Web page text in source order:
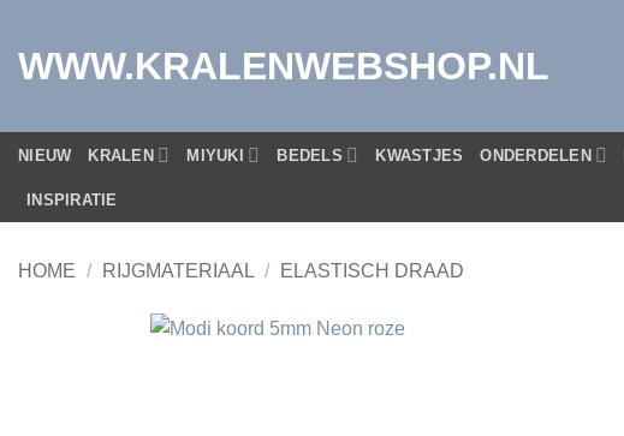
inhoud
WWW.KRALENWEBSHOP.NL
NIEUW KRALEN MIYUKI BEDELS KWASTJES ONDERDELEN
INSPIRATIE
HOME / RIJGMATERIAAL / ELASTISCH DRAAD